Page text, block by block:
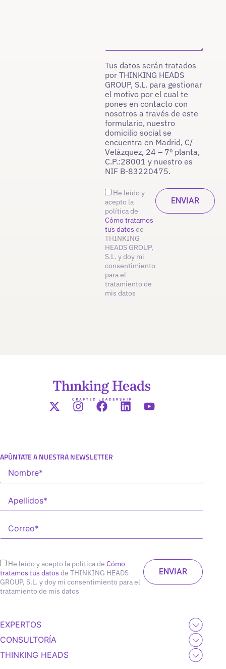
Tus datos serán tratados
por THINKING HEADS
GROUP, S.L. para gestionar
el motivo por el cual te
pones en contacto con
nosotros a través de este
formulario, nuestro
domicilio social se
encuentra en Madrid, C/
Velázquez, 24 – 7º planta,
C.P.:28001 y nuestro es
NIF B-83220475.
He leído y
acepto la
política de
Cómo tratamos
tus datos de
THINKING
HEADS GROUP,
S.L. y doy mi
consentimiento
para el
tratamiento de
mis datos
APÚNTATE A NUESTRA NEWSLETTER
He leído y acepto la política de Cómo
tratamos tus datos de THINKING HEADS
GROUP, S.L. y doy mi consentimiento para el
tratamiento de mis datos
EXPERTOS
CONSULTORÍA
THINKING HEADS